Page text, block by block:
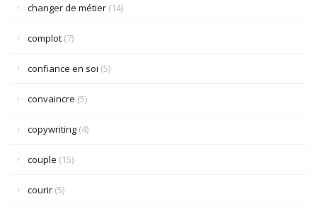
changer de métier (14)
complot (7)
confiance en soi (5)
convaincre (5)
copywriting (4)
couple (15)
courir (5)